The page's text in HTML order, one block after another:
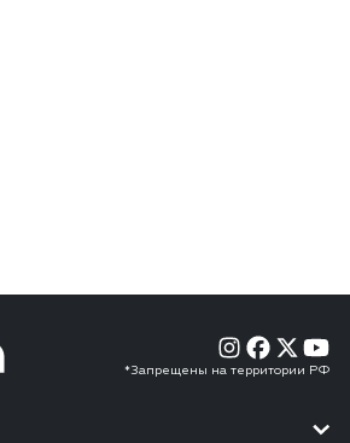
*Запрещены на территории РФ